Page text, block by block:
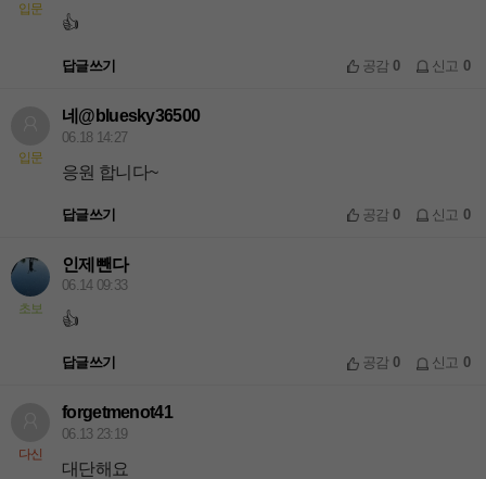
입문
👍
답글쓰기 공감0 신고 0
입문
네@bluesky36500
06.18 14:27
응원 합니다~
답글쓰기 공감0 신고 0
초보
인제뺀다
06.14 09:33
👍
답글쓰기 공감0 신고 0
다신
forgetmenot41
06.13 23:19
대단해요